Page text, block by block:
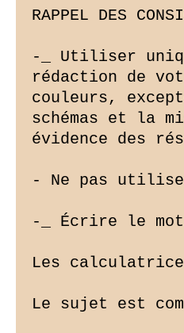
RAPPEL DES
-_ Utiliser
rédaction de
couleurs,
schémas et la
évidence des
- Ne pas
-_ Écrire le
Les
Le sujet est